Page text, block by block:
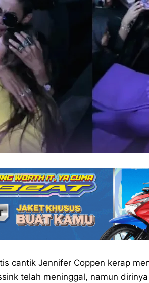
cantik Jennifer Coppen kerap
telah meninggal, namun